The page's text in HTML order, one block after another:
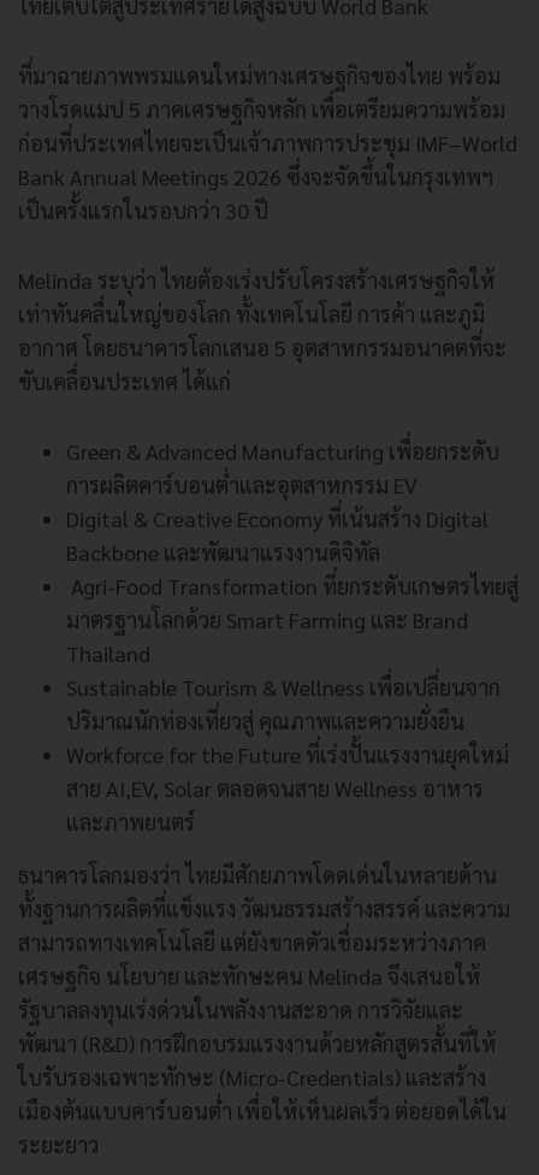
ที่มาฉายภาพพรมแดนใหม่ทางเศรษฐกิจของไทย พร้อม
วางโรดแมป 5 ภาคเศรษฐกิจหลัก เพื่อเตรียมความพร้อม
ก่อนที่ประเทศไทยจะเป็นเจ้าภาพการประชุม IMF–World
Bank Annual Meetings 2026 ซึ่งจะจัดขึ้นในกรุงเทพฯ
เป็นครั้งแรกในรอบกว่า 30 ปี
Melinda ระบุว่า ไทยต้องเร่งปรับโครงสร้างเศรษฐกิจให้
เท่าทันคลื่นใหญ่ของโลก ทั้งเทคโนโลยี การค้า และภูมิ
อากาศ โดยธนาคารโลกเสนอ 5 อุตสาหกรรมอนาคตที่จะ
ขับเคลื่อนประเทศ ได้แก่
Green & Advanced Manufacturing เพื่อยกระดับ
การผลิตคาร์บอนต่ำและอุตสาหกรรม EV
Digital & Creative Economy ที่เน้นสร้าง Digital
Backbone และพัฒนาแรงงานดิจิทัล
Agri-Food Transformation ที่ยกระดับเกษตรไทยสู่
มาตรฐานโลกด้วย Smart Farming และ Brand
Thailand
Sustainable Tourism & Wellness เพื่อเปลี่ยนจาก
ปริมาณนักท่องเที่ยวสู่ คุณภาพและความยั่งยืน
Workforce for the Future ที่เร่งปั้นแรงงานยุคใหม่
สาย AI,EV, Solar ตลอดจนสาย Wellness อาหาร
และภาพยนตร์
ธนาคารโลกมองว่า ไทยมีศักยภาพโดดเด่นในหลายด้าน
ทั้งฐานการผลิตที่แข็งแรง วัฒนธรรมสร้างสรรค์ และความ
สามารถทางเทคโนโลยี แต่ยังขาดตัวเชื่อมระหว่างภาค
เศรษฐกิจ นโยบาย และทักษะคน Melinda จึงเสนอให้
รัฐบาลลงทุนเร่งด่วนในพลังงานสะอาด การวิจัยและ
พัฒนา (R&D) การฝึกอบรมแรงงานด้วยหลักสูตรสั้นที่ให้
ใบรับรองเฉพาะทักษะ (Micro-Credentials) และสร้าง
เมืองต้นแบบคาร์บอนต่ำ เพื่อให้เห็นผลเร็ว ต่อยอดได้ใน
ระยะยาว